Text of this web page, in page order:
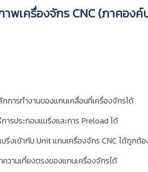
พเครื่องจักร CNC (ภาคองค์
การทำงานของแกนเคลื่อนที่เครื่องจักรได้
ารประกอบแบริ่งและการ Preload ได้
ริ่งเข้ากับ Unit แกนเครื่องจักร CNC ได้ถูกต้
วามเที่ยงตรงของแกนเครื่องจักรได้